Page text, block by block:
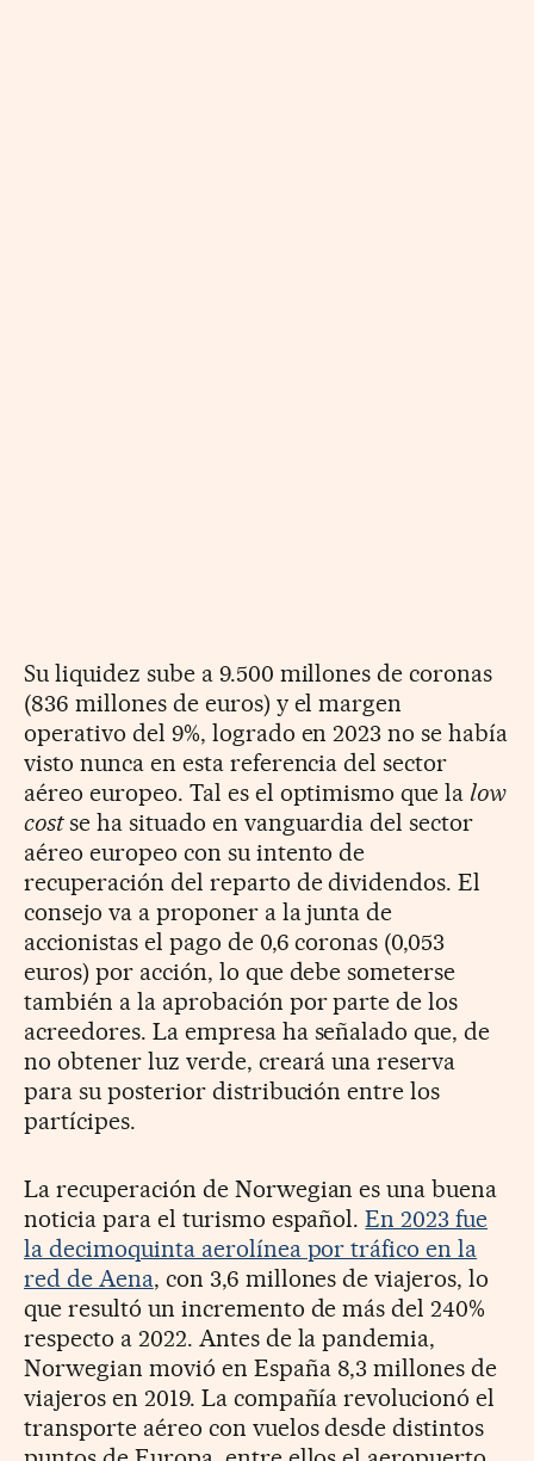
Su liquidez sube a 9.500 millones de coronas
(836 millones de euros) y el margen
operativo del 9%, logrado en 2023 no se había
visto nunca en esta referencia del sector
aéreo europeo. Tal es el optimismo que la low
costse ha situado en vanguardia del sector
aéreo europeo con su intento de
recuperación del reparto de dividendos. El
consejo va a proponer a la junta de
accionistas el pago de 0,6 coronas (0,053
euros) por acción, lo que debe someterse
también a la aprobación por parte de los
acreedores. La empresa ha señalado que, de
no obtener luz verde, creará una reserva
para su posterior distribución entre los
partícipes.
La recuperación de Norwegian es una buena
noticia para el turismo español.En 2023 fue
la decimoquinta aerolínea por tráfico en la
red de Aena, con 3,6 millones de viajeros, lo
que resultó un incremento de más del 240%
respecto a 2022. Antes de la pandemia,
Norwegian movió en España 8,3 millones de
viajeros en 2019. La compañía revolucionó el
transporte aéreo con vuelos desde distintos